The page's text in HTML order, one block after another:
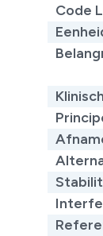
Code